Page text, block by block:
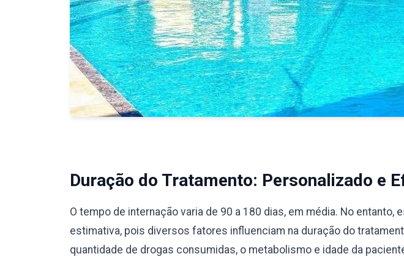
Duração do Tratamento: Personalizado e
O tempo de internação varia de 90 a 180 dias, em média. No entanto,
estimativa, pois diversos fatores influenciam na duração do
quantidade de drogas consumidas, o metabolismo e idade da